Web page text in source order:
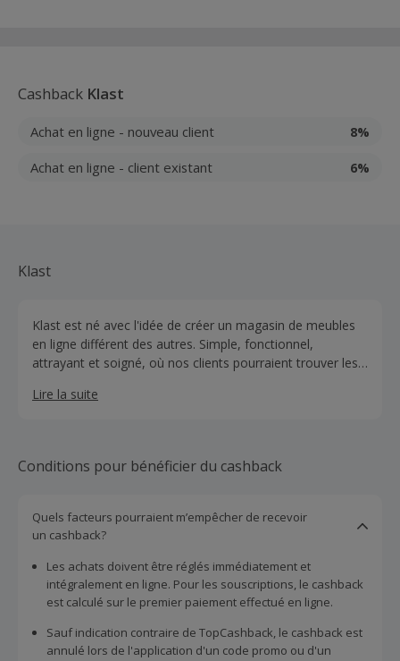
Cashback Klast
Achat en ligne - nouveau client 8%
Achat en ligne - client existant 6%
Klast
Klast est né avec l'idée de créer un magasin de meubles
en ligne différent des autres. Simple, fonctionnel,
attrayant et soigné, où nos clients pourraient trouver les
temps record.
Lire la suite
Conditions pour bénéficier du cashback
Quels facteurs pourraient m’empêcher de recevoir
un cashback?
Les achats doivent être réglés immédiatement et
intégralement en ligne. Pour les souscriptions, le cashback
est calculé sur le premier paiement effectué en ligne.
Sauf indication contraire de TopCashback, le cashback est
annulé lors de l'application d'un code promo ou d'un